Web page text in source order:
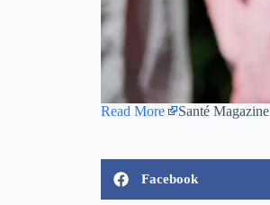
Read More Santé Magazine
Facebook